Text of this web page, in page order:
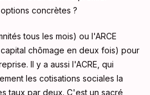
concrètes ?
tous les mois) ou l'ARCE
chômage en deux fois) pour
. Il y a aussi l'ACRE, qui
les cotisations sociales la
taux par deux. C'est un sacré